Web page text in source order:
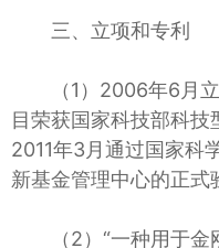
三、立项和专利
（1）2006年6月
目荣获国家科技部科
2011年3月通过国家科
新基金管理中心的正式
（2）“一种用于